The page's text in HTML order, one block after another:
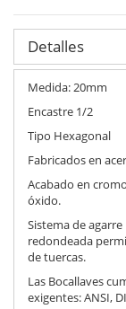
Detalles
Medida: 20mm
Encastre 1/2
Tipo Hexagonal
Fabricados en
Acabado en
óxido.
Sistema de
redondeada
de tuercas.
Las Bocallaves
exigentes: ANSI,